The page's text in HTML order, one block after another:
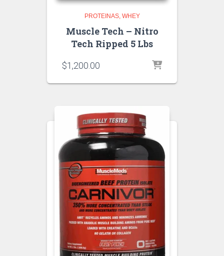
PROTEINAS WHEY
Muscle Tech – Nitro
Tech Ripped 5 Lbs
$1,200.00